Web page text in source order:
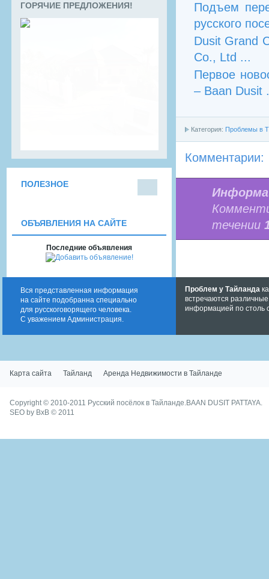
Подъем
русского
Dusit Grand
Co., Ltd ...
Первое
– Baan Dusit
Категория: Проблемы в
Комментарии:
течении
ГОРЯЧИЕ ПРЕДЛОЖЕНИЯ!
ПОЛЕЗНОЕ
ОБЪЯВЛЕНИЯ НА САЙТЕ
Последние объявления
Проблем у Тайланда
встречаются
информацией по столь
Вся представленная информация
на сайте подобранна специально
для русскоговорящего человека.
С уважением Администрация.
Карта сайта Тайланд Аренда Недвижимости в Тайланде
Copyright © 2010-2011 Русский посёлок в Тайланде.BAAN DUSIT PATTAYA.
SEO by BxB © 2011